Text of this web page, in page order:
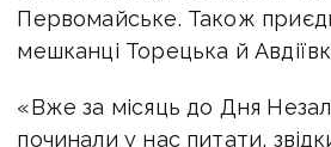
Первомайське. Також
мешканці Торецька й
«Вже за місяць до Дня
починали у нас питати,